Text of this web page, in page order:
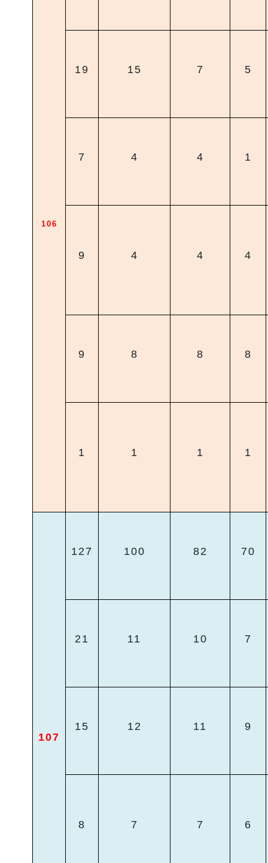
106
19 15 7 5
7 4 4 1
9 4 4 4
9 8 8 8
1 1 1 1
107
127 100 82 70
21 11 10 7
15 12 11 9
8 7 7 6